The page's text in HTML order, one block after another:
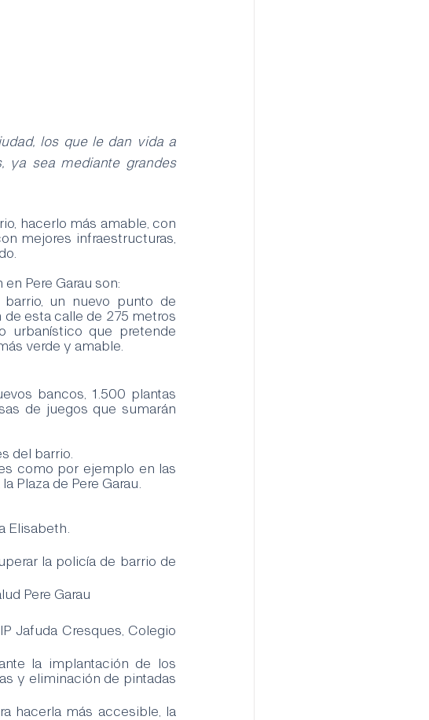
los que le dan vida a
ya sea mediante grandes
hacerlo más amable, con
mejores infraestructuras,
Pere Garau son:
un nuevo punto de
esta calle de 275 metros
urbanístico que pretende
verde y amable.
de juegos que sumarán
del barrio.
Plaza de Pere Garau.
Elisabeth.
la policía de barrio de
Pere Garau
Jafuda Cresques, Colegio
la implantación de los
y eliminación de pintadas
hacerla más accesible, la